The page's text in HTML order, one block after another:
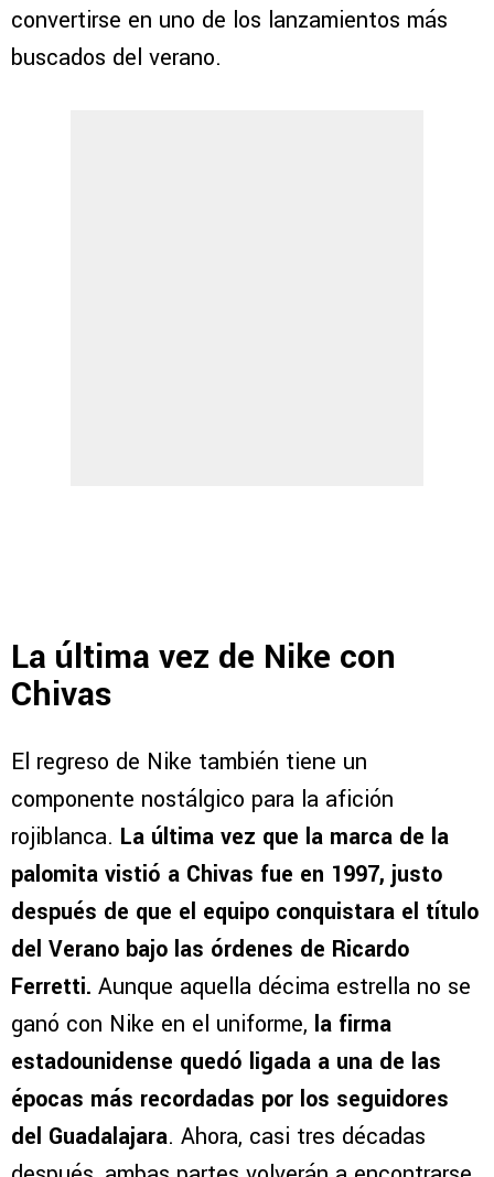
convertirse en uno de los lanzamientos más
buscados del verano.
La última vez de Nike con
Chivas
El regreso de Nike también tiene un
componente nostálgico para la afición
rojiblanca. La última vez que la marca de la
palomita vistió a Chivas fue en 1997, justo
después de que el equipo conquistara el título
del Verano bajo las órdenes de Ricardo
Ferretti. Aunque aquella décima estrella no se
ganó con Nike en el uniforme, la firma
estadounidense quedó ligada a una de las
épocas más recordadas por los seguidores
del Guadalajara. Ahora, casi tres décadas